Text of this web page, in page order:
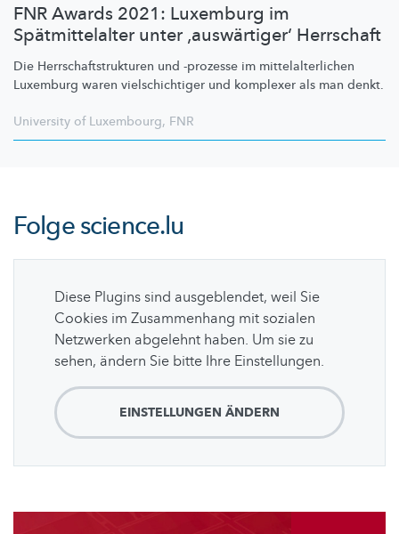
FNR Awards 2021: Luxemburg im
Spätmittelalter unter ‚auswärtiger‘ Herrschaft
Die Herrschaftstrukturen und -prozesse im mittelalterlichen
Luxemburg waren vielschichtiger und komplexer als man denkt.
University of Luxembourg, FNR
Folgescience.lu
Diese Plugins sind ausgeblendet, weil Sie
Cookies im Zusammenhang mit sozialen
Netzwerken abgelehnt haben. Um sie zu
sehen, ändern Sie bitte Ihre Einstellungen.
EINSTELLUNGEN ÄNDERN